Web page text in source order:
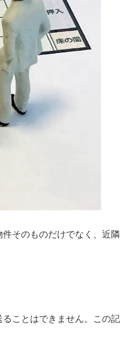
そのものだけでなく、近
ことはできません。この